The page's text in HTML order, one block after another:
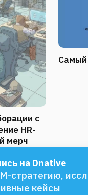
с
HR-
мерч
Самый
на Dnative
стратегию,
кейсы